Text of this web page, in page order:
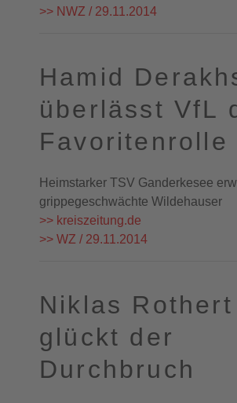
>> NWZ / 29.11.2014
Hamid
überlässt VfL
Favoritenrolle
Heimstarker TSV Ganderkesee
grippegeschwächte Wildehauser
>> kreiszeitung.de
>> WZ / 29.11.2014
Niklas Rothert
glückt der
Durchbruch